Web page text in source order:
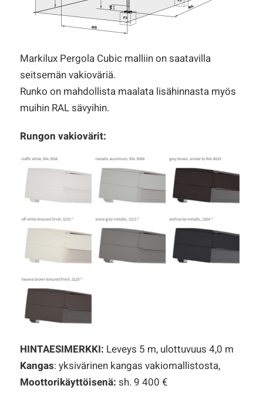
Markilux Pergola Cubic malliin on saatavilla
seitsemän vakioväriä.
Runko on mahdollista maalata lisähinnasta myös
muihin RAL sävyihin.
Rungon vakiovärit:
HINTAESIMERKKI: Leveys 5 m, ulottuvuus 4,0 m
Kangas: yksivärinen kangas vakiomallistosta,
Moottorikäyttöisenä: sh. 9 400 €